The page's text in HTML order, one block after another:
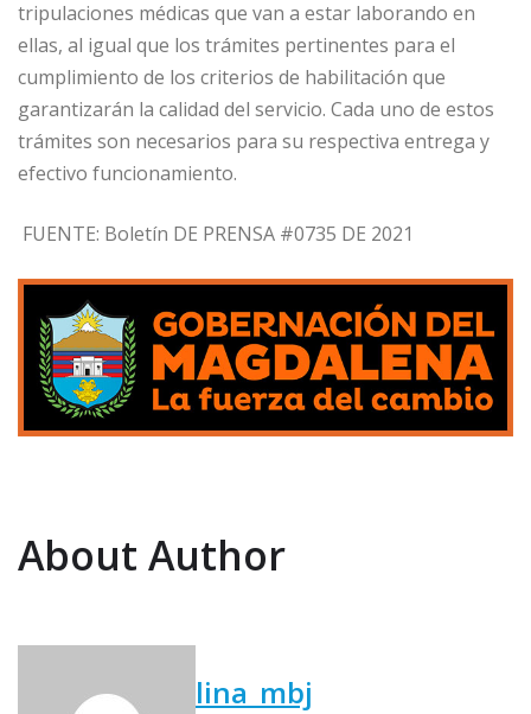
tripulaciones médicas que van a estar laborando en
ellas, al igual que los trámites pertinentes para el
cumplimiento de los criterios de habilitación que
garantizarán la calidad del servicio. Cada uno de estos
trámites son necesarios para su respectiva entrega y
efectivo funcionamiento.
FUENTE: Boletín DE PRENSA #0735 DE 2021
About Author
lina_mbj